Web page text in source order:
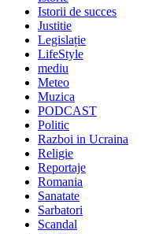
Istorii de succes
Justitie
Legislație
LifeStyle
mediu
Meteo
Muzica
PODCAST
Politic
Razboi in Ucraina
Religie
Reportaje
Romania
Sanatate
Sarbatori
Scandal